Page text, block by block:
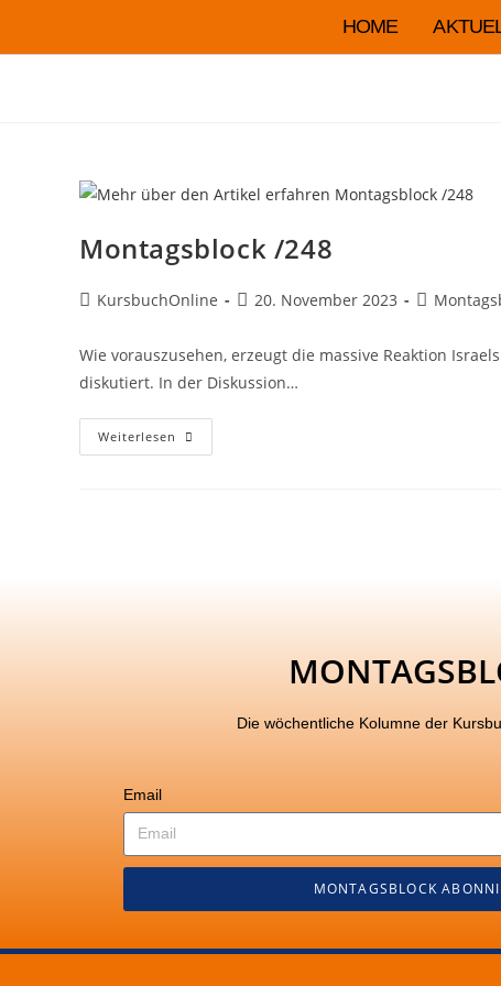
HOME
Montagsblock /248
KursbuchOnline 20. November 2023
Wie vorauszusehen, erzeugt die massive Reaktion
diskutiert. In der Diskussion…
Weiterlesen
Die wöchentliche Kolumne der
Email
MONTAGSBLOCK